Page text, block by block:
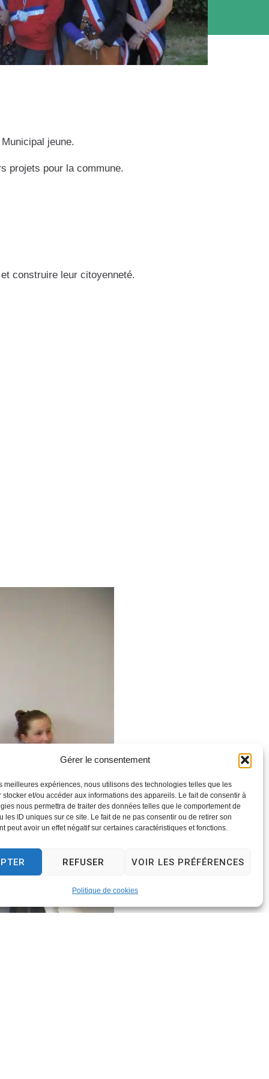
Gérer le consentement
meilleures expériences, nous utilisons des technologies telles que les
stocker et/ou accéder aux informations des appareils. Le fait de consentir à
nous permettra de traiter des données telles que le comportement de
les ID uniques sur ce site. Le fait de ne pas consentir ou de retirer son
peut avoir un effet négatif sur certaines caractéristiques et fonctions.
REFUSER VOIR LES PRÉFÉRENCES
Politique de cookies
jeune.
projets pour la commune.
construire leur citoyenneté.